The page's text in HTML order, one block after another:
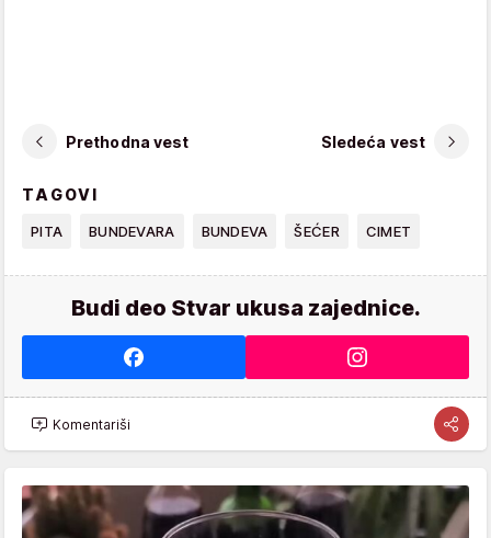
Prethodna vest Sledeća vest
TAGOVI
PITA BUNDEVARA BUNDEVA ŠEĆER CIMET
Budi deo Stvar ukusa zajednice.
Komentariši